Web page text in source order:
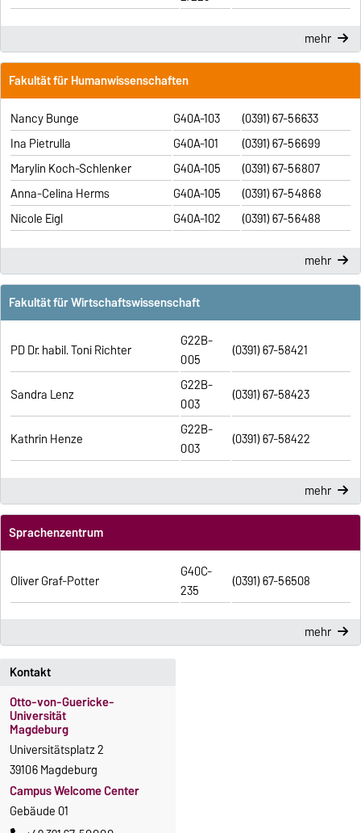
mehr
Fakultät für Humanwissenschaften
Nancy Bunge
G40A-103
(0391) 67-56633
Ina Pietrulla
G40A-101
(0391) 67-56699
Marylin Koch-Schlenker
G40A-105
(0391) 67-56807
Anna-Celina Herms
G40A-105
(0391) 67-54868
Nicole Eigl
G40A-102 (0391) 67-56488
mehr
Fakultät für Wirtschaftswissenschaft
PD Dr. habil. Toni Richter
G22B-
005
(0391) 67-58421
Sandra Lenz
G22B-
003
(0391) 67-58423
Kathrin Henze
G22B-
003
(0391) 67-58422
mehr
Sprachenzentrum
Oliver Graf-Potter
G40C-
235
(0391) 67-56508
mehr
Kontakt
Otto-von-Guericke-
Universität
Magdeburg
Universitätsplatz 2
39106 Magdeburg
Campus Welcome Center
Gebäude 01